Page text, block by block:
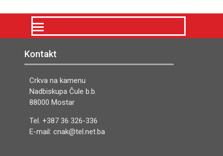
Kontakt
Crkva na kamenu
Nadbiskupa Čule b.b.
88000 Mostar
Tel. +387 36 326-336
E-mail: cnak@tel.net.ba